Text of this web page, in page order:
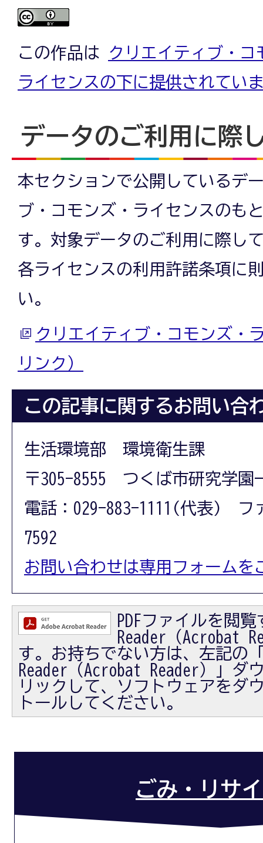
この作品は
クリエイティブ・
ライセンスの下に提供されてい
データのご利用に際
本セクションで公開しているデ
ブ・コモンズ・ライセンスのも
す。対象データのご利用に際し
各ライセンスの利用許諾条項に
い。
クリエイティブ・コモンズ・
リンク）
この記事に関するお問い合
生活環境部 環境衛生課
〒305-8555 つくば市研究学園
電話：029-883-1111(代表) フ
7592
お問い合わせは専用フォームを
PDFファイルを閲
Reader（Acrobat
す。お持ちでない方は、左記の
Reader（Acrobat Reader）」ダ
リックして、ソフトウェアをダ
トールしてください。
ごみ・リサ